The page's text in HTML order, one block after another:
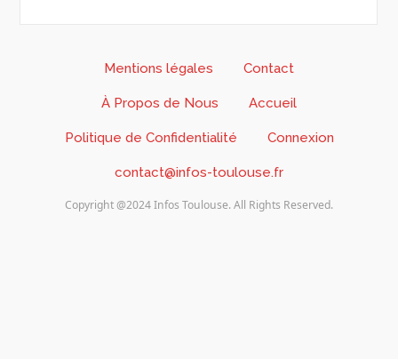
Mentions légales Contact
À Propos de Nous Accueil
Politique de Confidentialité Connexion
contact@infos-toulouse.fr
Copyright @2024 Infos Toulouse. All Rights Reserved.